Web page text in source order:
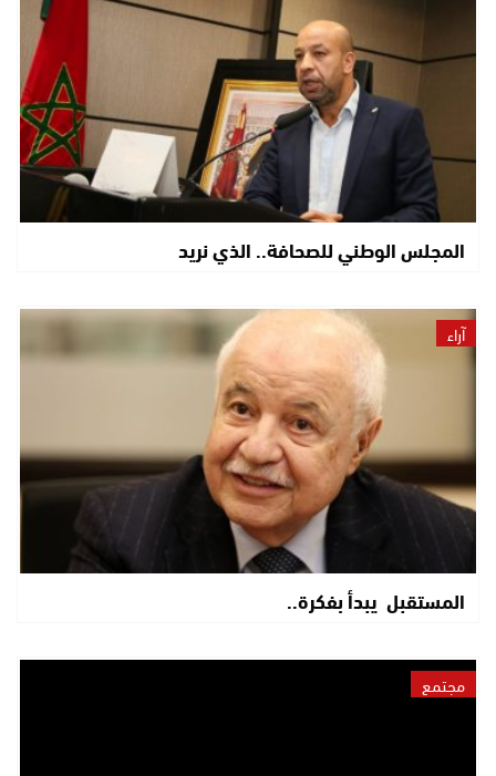
المجلس الوطني للصحافة.. الذي نريد
آراء
المستقبل يبدأ بفكرة..
مجتمع